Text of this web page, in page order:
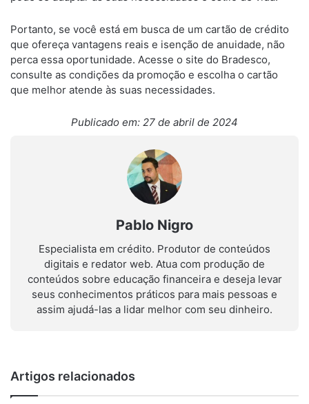
Portanto, se você está em busca de um cartão de crédito
que ofereça vantagens reais e isenção de anuidade, não
perca essa oportunidade. Acesse o site do Bradesco,
consulte as condições da promoção e escolha o cartão
que melhor atende às suas necessidades.
Publicado em: 27 de abril de 2024
Pablo Nigro
Especialista em crédito. Produtor de conteúdos
digitais e redator web. Atua com produção de
conteúdos sobre educação financeira e deseja levar
seus conhecimentos práticos para mais pessoas e
assim ajudá-las a lidar melhor com seu dinheiro.
Artigos relacionados